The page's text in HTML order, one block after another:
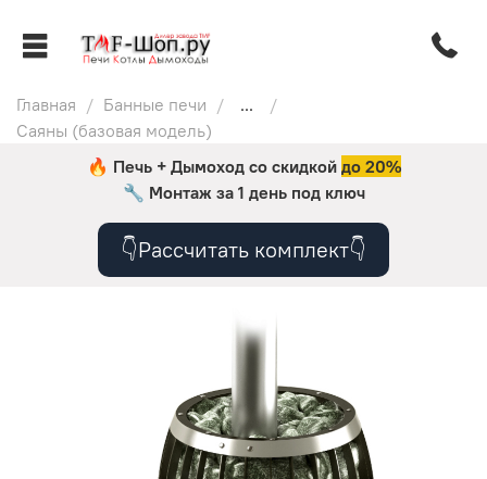
Главная Банные печи
...
Саяны (базовая модель)
🔥 Печь + Дымоход со скидкой до 20%
🔧 Монтаж за 1 день под ключ
👇Рассчитать комплект👇